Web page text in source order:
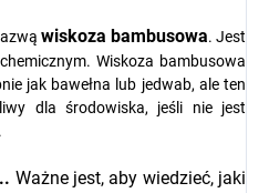
wiskoza bambusowa. Jest
Wiskoza bambusowa
jak bawełna lub jedwab, ale ten
dla środowiska, jeśli nie jest
Ważne jest, aby wiedzieć, jaki